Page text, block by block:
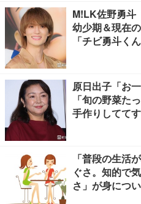
M!LK佐野勇斗
幼少期＆現在
「チビ勇斗く
原日出子「お
「旬の野菜た
手作りしてて
「普段の生活
ぐさ。知的で
さ」が身につ